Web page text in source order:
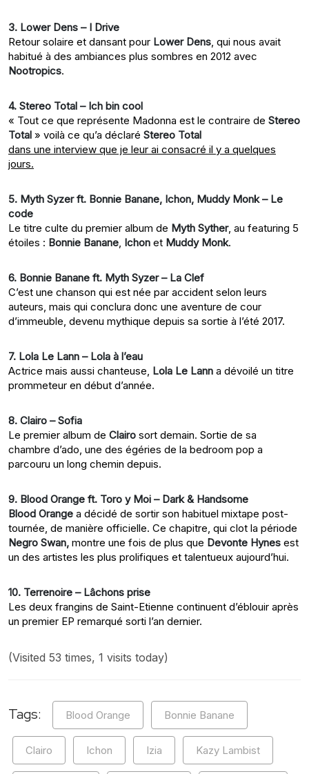
3. Lower Dens – I Drive
Retour solaire et dansant pour Lower Dens, qui nous avait
habitué à des ambiances plus sombres en 2012 avec
Nootropics.
4. Stereo Total – Ich bin cool
« Tout ce que représente Madonna est le contraire de Stereo
Total » voilà ce qu’a déclaré Stereo Total
dans une interview que je leur ai consacré il y a quelques
jours.
5. Myth Syzer ft. Bonnie Banane, Ichon, Muddy Monk – Le
code
Le titre culte du premier album de Myth Syther, au featuring 5
étoiles : Bonnie Banane, Ichon et Muddy Monk.
6. Bonnie Banane ft. Myth Syzer – La Clef
C’est une chanson qui est née par accident selon leurs
auteurs, mais qui conclura donc une aventure de cour
d’immeuble, devenu mythique depuis sa sortie à l’été 2017.
7. Lola Le Lann – Lola à l’eau
Actrice mais aussi chanteuse, Lola Le Lann a dévoilé un titre
prommeteur en début d’année.
8. Clairo – Sofia
Le premier album de Clairo sort demain. Sortie de sa
chambre d’ado, une des égéries de la bedroom pop a
parcouru un long chemin depuis.
9. Blood Orange ft. Toro y Moi – Dark & Handsome
Blood Orange a décidé de sortir son habituel mixtape post-
tournée, de manière officielle. Ce chapitre, qui clot la période
Negro Swan, montre une fois de plus que Devonte Hynes est
un des artistes les plus prolifiques et talentueux aujourd’hui.
10. Terrenoire – Lâchons prise
Les deux frangins de Saint-Etienne continuent d’éblouir après
un premier EP remarqué sorti l’an dernier.
(Visited 53 times, 1 visits today)
Tags: Blood Orange Bonnie Banane
Clairo Ichon Izia Kazy Lambist